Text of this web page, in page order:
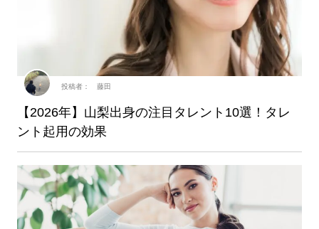
【2026年】山梨出身の注目タレント10選！タレ
ント起用の効果
投稿者： 藤田